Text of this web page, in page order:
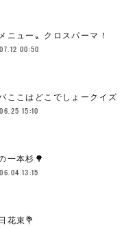
ニュー〟クロスパーマ！
00:50
ここはどこでしょークイズ
15:10
一本杉🌳
13:15
花束💐